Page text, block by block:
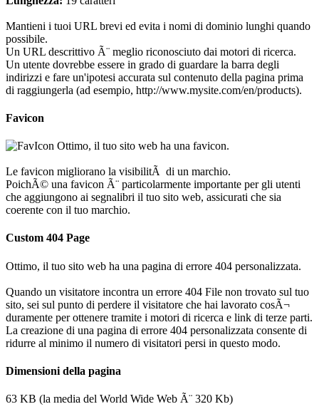
Mantieni i tuoi URL brevi ed evita i nomi di dominio lunghi quando
possibile.
Un URL descrittivo Ã¨ meglio riconosciuto dai motori di ricerca.
Un utente dovrebbe essere in grado di guardare la barra degli
indirizzi e fare un'ipotesi accurata sul contenuto della pagina prima
di raggiungerla (ad esempio, http://www.mysite.com/en/products).
Favicon
Ottimo, il tuo sito web ha una favicon.
Le favicon migliorano la visibilitÃ di un marchio.
PoichÃ© una favicon Ã¨ particolarmente importante per gli utenti
che aggiungono ai segnalibri il tuo sito web, assicurati che sia
coerente con il tuo marchio.
Custom 404 Page
Ottimo, il tuo sito web ha una pagina di errore 404 personalizzata.
Quando un visitatore incontra un errore 404 File non trovato sul tuo
sito, sei sul punto di perdere il visitatore che hai lavorato cosÃ¬
duramente per ottenere tramite i motori di ricerca e link di terze parti.
La creazione di una pagina di errore 404 personalizzata consente di
ridurre al minimo il numero di visitatori persi in questo modo.
Dimensioni della pagina
63 KB (la media del World Wide Web Ã¨ 320 Kb)